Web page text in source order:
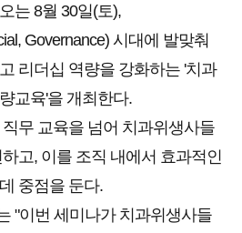
는 8월 30일(토),
Governance) 시대에 발맞춰
리더십 역량을 강화하는 '치과
교육'을 개최한다.
무 교육을 넘어 치과위생사들
고, 이를 조직 내에서 효과적인
중점을 둔다.
"이번 세미나가 치과위생사들